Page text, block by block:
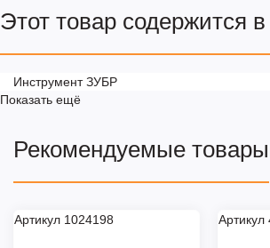
Этот товар содержится в
Инструмент ЗУБР
Показать ещё
Рекомендуемые товары
Артикул 1024198 Артикул